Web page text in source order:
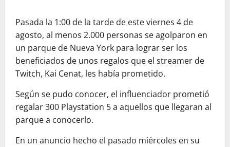
Pasada la 1:00 de la tarde de este viernes 4 de
agosto, al menos 2.000 personas se agolparon en
un parque de Nueva York para lograr ser los
beneficiados de unos regalos que el streamer de
Twitch, Kai Cenat, les había prometido.
Según se pudo conocer, el influenciador prometió
regalar 300 Playstation 5 a aquellos que llegaran al
parque a conocerlo.
En un anuncio hecho el pasado miércoles en su